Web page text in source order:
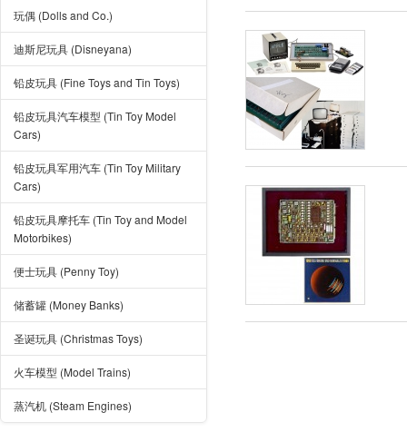
玩偶 (Dolls and Co.)
迪斯尼玩具 (Disneyana)
铅皮玩具 (Fine Toys and Tin Toys)
铅皮玩具汽车模型 (Tin Toy Model
Cars)
铅皮玩具军用汽车 (Tin Toy Military
Cars)
铅皮玩具摩托车 (Tin Toy and Model
Motorbikes)
便士玩具 (Penny Toy)
储蓄罐 (Money Banks)
圣诞玩具 (Christmas Toys)
火车模型 (Model Trains)
蒸汽机 (Steam Engines)